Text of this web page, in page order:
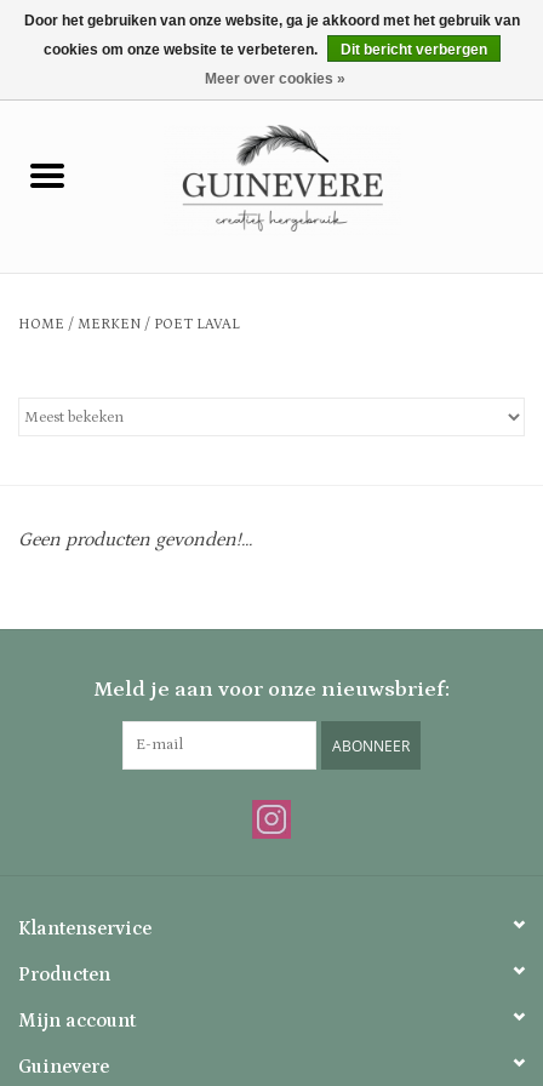
0 Artikelen - €0,00
Meubels
Tuin en buiten
Keuken
Uitverkocht
HOME / MERKEN / POET LAVAL
Geen producten gevonden!...
Meld je aan voor onze nieuwsbrief:
ABONNEER
Klantenservice
Producten
Mijn account
Guinevere
Door het gebruiken van onze website, ga je akkoord met het gebruik van
cookies om onze website te verbeteren.
Dit bericht verbergen
Meer over cookies »